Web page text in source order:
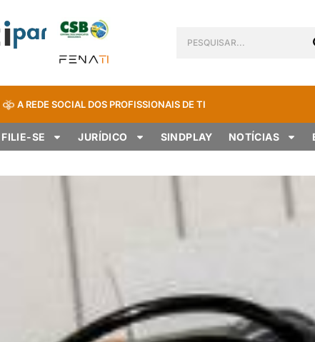
A REDE SOCIAL DOS PROFISSIONAIS DE TI
FILIE-SE JURÍDICO SINDPLAY NOTÍCIAS